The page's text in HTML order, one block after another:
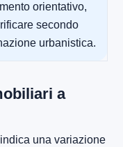
orientativo,
secondo
urbanistica.
a
una variazione